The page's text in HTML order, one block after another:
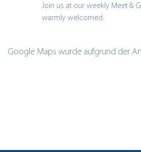
Join us at our weekly Meet &
warmly welcomed.
Google Maps wurde aufgrund der